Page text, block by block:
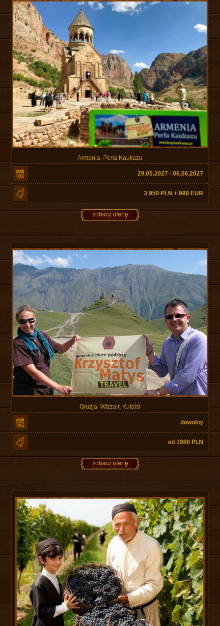
Armenia. Perła Kaukazu
29.05.2027 - 06.06.2027
3 950 PLN + 990 EUR
zobacz ofertę
Gruzja. Wizzair, Kutaisi
dowolny
od 1980 PLN
zobacz ofertę